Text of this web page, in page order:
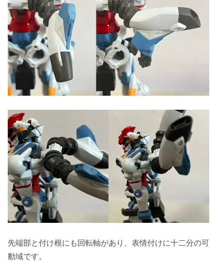
先端部と付け根にも回転軸があり、表情付けに十二分の可
動域です。